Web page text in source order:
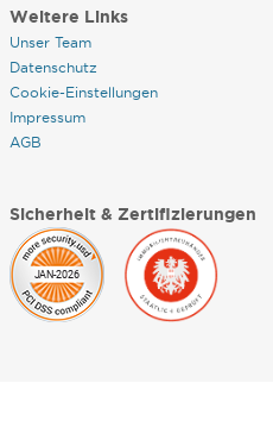
Weitere Links
Unser Team
Datenschutz
Cookie-Einstellungen
Impressum
AGB
Sicherheit & Zertifizierungen